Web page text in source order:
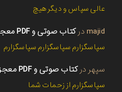
عالی سپاس و دیگر هیچ
majid درکتاب صوتی و PDF معجزه شکرگزاری از راندا برن
سپاسگزارم سپاسگزارم سپاسگزارم
سپهر درکتاب صوتی و PDF معجزه شکرگزاری از راندا برن
سپاسگزارم از زحمات شما